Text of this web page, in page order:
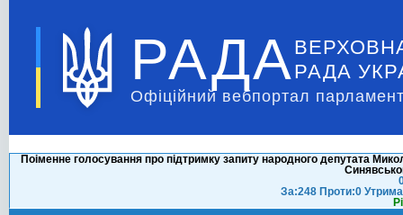
РАДА РАДА
Офіційний вебпортал
Поіменне голосування про підтримку запиту народного депутата
За:248 Проти:0